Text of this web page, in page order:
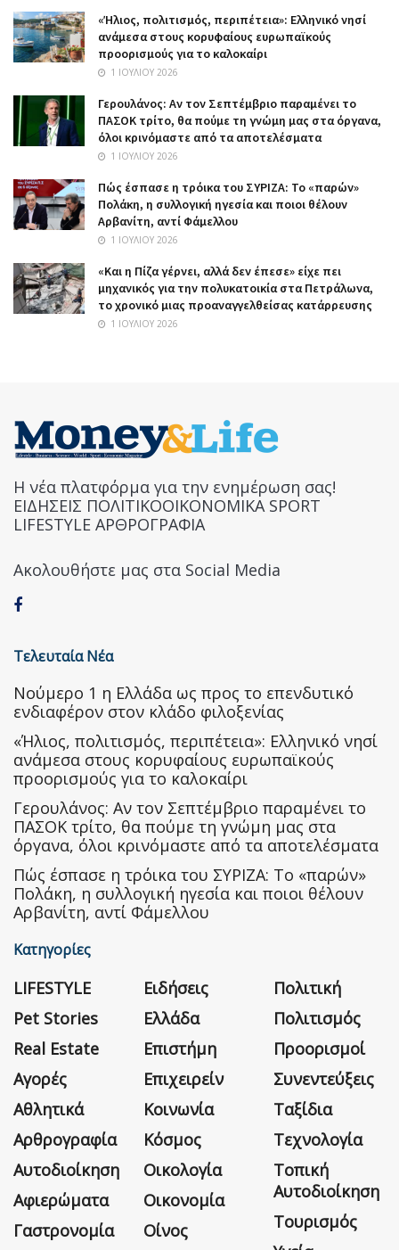
«Ήλιος, πολιτισμός, περιπέτεια»: Ελληνικό νησί
ανάμεσα στους κορυφαίους ευρωπαϊκούς
προορισμούς για το καλοκαίρι
1 ΙΟΥΛΊΟΥ 2026
Γερουλάνος: Αν τον Σεπτέμβριο παραμένει το
ΠΑΣΟΚ τρίτο, θα πούμε τη γνώμη μας στα όργανα,
όλοι κρινόμαστε από τα αποτελέσματα
1 ΙΟΥΛΊΟΥ 2026
Πώς έσπασε η τρόικα του ΣΥΡΙΖΑ: Το «παρών»
Πολάκη, η συλλογική ηγεσία και ποιοι θέλουν
Αρβανίτη, αντί Φάμελλου
1 ΙΟΥΛΊΟΥ 2026
«Και η Πίζα γέρνει, αλλά δεν έπεσε» είχε πει
μηχανικός για την πολυκατοικία στα Πετράλωνα,
το χρονικό μιας προαναγγελθείσας κατάρρευσης
1 ΙΟΥΛΊΟΥ 2026
Η νέα πλατφόρμα για την ενημέρωση σας!
ΕΙΔΗΣΕΙΣ ΠΟΛΙΤΙΚΟΟΙΚΟΝΟΜΙΚΑ SPORT
LIFESTYLE ΑΡΘΡΟΓΡΑΦΙΑ
Ακολουθήστε μας στα Social Media
Τελευταία Νέα
Nούμερο 1 η Ελλάδα ως προς το επενδυτικό
ενδιαφέρον στον κλάδο φιλοξενίας
«Ήλιος, πολιτισμός, περιπέτεια»: Ελληνικό νησί
ανάμεσα στους κορυφαίους ευρωπαϊκούς
προορισμούς για το καλοκαίρι
Γερουλάνος: Αν τον Σεπτέμβριο παραμένει το
ΠΑΣΟΚ τρίτο, θα πούμε τη γνώμη μας στα
όργανα, όλοι κρινόμαστε από τα αποτελέσματα
Πώς έσπασε η τρόικα του ΣΥΡΙΖΑ: Το «παρών»
Πολάκη, η συλλογική ηγεσία και ποιοι θέλουν
Αρβανίτη, αντί Φάμελλου
Κατηγορίες
LIFESTYLE
Pet Stories
Real Estate
Αγορές
Αθλητικά
Αρθρογραφία
Αυτοδιοίκηση
Αφιερώματα
Γαστρονομία
Ειδήσεις
Ελλάδα
Επιστήμη
Επιχειρείν
Κοινωνία
Κόσμος
Οικολογία
Οικονομία
Οίνος
Πολιτική
Πολιτισμός
Προορισμοί
Συνεντεύξεις
Ταξίδια
Τεχνολογία
Τοπική
Αυτοδιοίκηση
Τουρισμός